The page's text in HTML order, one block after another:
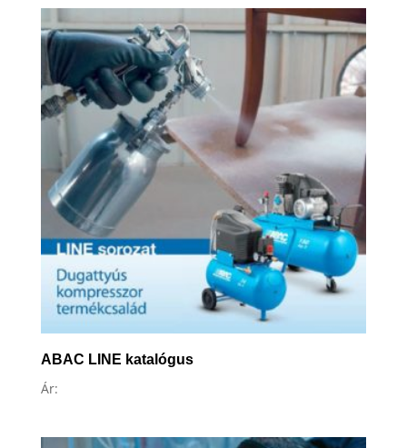
low
to
ABAC LINE katalógus
Ár: